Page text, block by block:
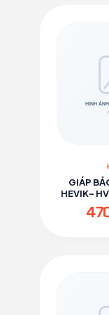
GIÁP
HEVIK-